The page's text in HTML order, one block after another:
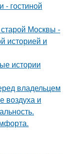
- гостиной
Москвы -
историей и
истории
владельцем
воздуха и